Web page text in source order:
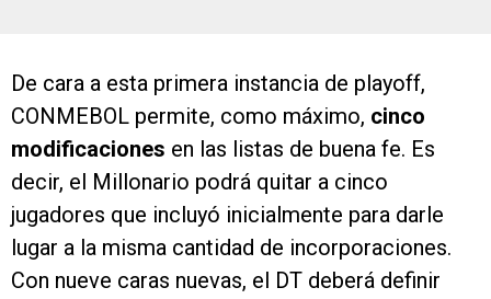
De cara a esta primera instancia de playoff,
CONMEBOL permite, como máximo, cinco
modificaciones en las listas de buena fe. Es
decir, el Millonario podrá quitar a cinco
jugadores que incluyó inicialmente para darle
lugar a la misma cantidad de incorporaciones.
Con nueve caras nuevas, el DT deberá definir